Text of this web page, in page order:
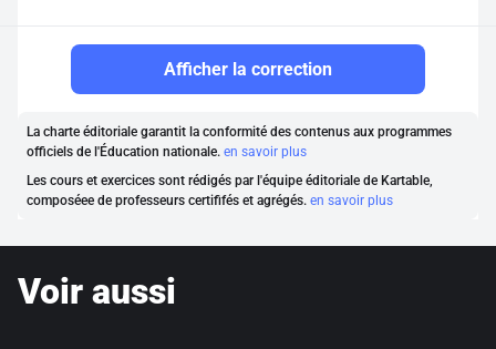
Afficher la correction
La charte éditoriale garantit la conformité des contenus aux programmes
officiels de l'Éducation nationale. en savoir plus
Les cours et exercices sont rédigés par l'équipe éditoriale de Kartable,
composéee de professeurs certififés et agrégés. en savoir plus
Voir aussi